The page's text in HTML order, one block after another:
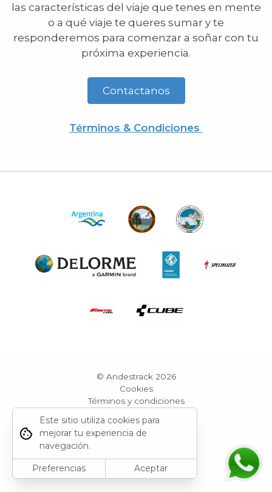
las características del viaje que tenes en mente
o a qué viaje te queres sumar y te
responderemos para comenzar a soñar con tu
próxima experiencia.
Contactanos
Términos & Condiciones
© Andestrack 2026
Cookies
Términos y condiciones
Powered by Grid Web Engine
Este sitio utiliza cookies para
mejorar tu experiencia de
navegación.
Preferencias Aceptar